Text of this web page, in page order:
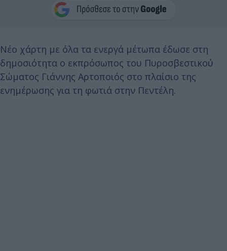
Νέο χάρτη με όλα τα ενεργά μέτωπα έδωσε στη
δημοσιότητα ο εκπρόσωπος του Πυροσβεστικού
Σώματος Γιάννης Αρτοποιός στο πλαίσιο της
ενημέρωσης για τη φωτιά στην Πεντέλη.